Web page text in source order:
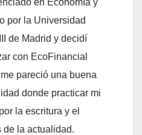
por la Universidad
de Madrid y decidí
con EcoFinancial
pareció una buena
donde practicar mi
la escritura y el
de la actualidad.